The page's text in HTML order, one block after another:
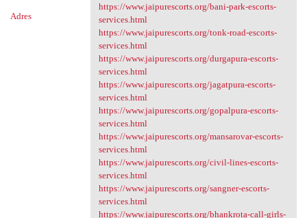
Adres
https://www.jaipurescorts.org/bani-park-escorts-
services.html
https://www.jaipurescorts.org/tonk-road-escorts-
services.html
https://www.jaipurescorts.org/durgapura-escorts-
services.html
https://www.jaipurescorts.org/jagatpura-escorts-
services.html
https://www.jaipurescorts.org/gopalpura-escorts-
services.html
https://www.jaipurescorts.org/mansarovar-escorts-
services.html
https://www.jaipurescorts.org/civil-lines-escorts-
services.html
https://www.jaipurescorts.org/sangner-escorts-
services.html
https://www.jaipurescorts.org/bhankrota-call-girls-